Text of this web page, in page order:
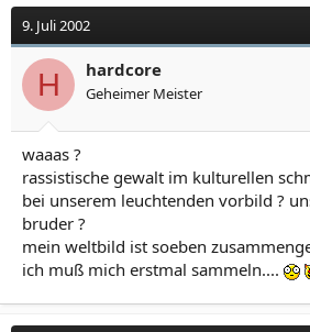
9. Juli 2002
H hardcore
Geheimer Meister
waaas ?
rassistische gewalt im kulturellen
bei unserem leuchtenden vorbild ?
bruder ?
mein weltbild ist soeben
ich muß mich erstmal sammeln....